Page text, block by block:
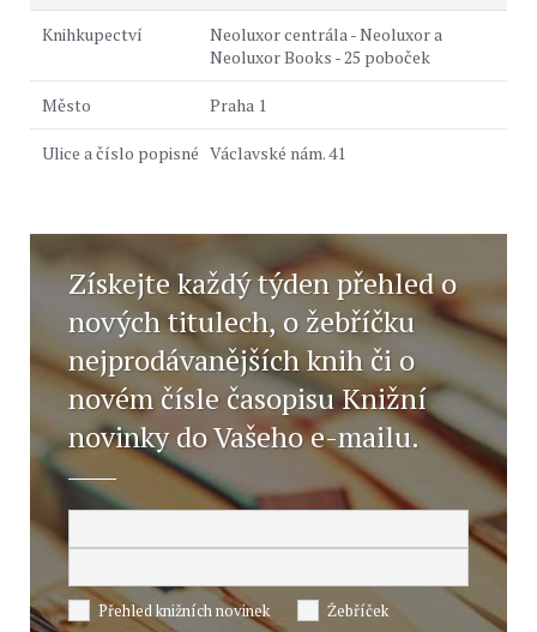
Neoluxor centrála - Neoluxor a
Neoluxor Books - 25 poboček
Praha 1
Václavské nám. 41
Získejte každý týden přehled o
nových titulech, o žebříčku
nejprodávanějších knih či o
novém čísle časopisu Knižní
novinky do Vašeho e-mailu.
Přehled knižních novinek Žebříček